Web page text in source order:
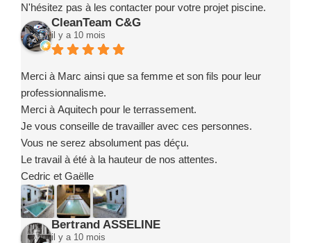
N'hésitez pas à les contacter pour votre projet piscine.
CleanTeam C&G
il y a 10 mois
Merci à Marc ainsi que sa femme et son fils pour leur
professionnalisme.
Merci à Aquitech pour le terrassement.
Je vous conseille de travailler avec ces personnes.
Vous ne serez absolument pas déçu.
Le travail à été à la hauteur de nos attentes.
Cedric et Gaëlle
Bertrand ASSELINE
il y a 10 mois